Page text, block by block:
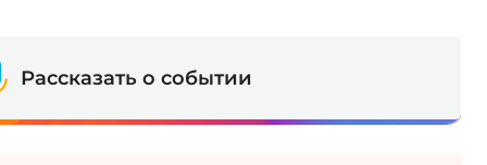
Рассказать о событии